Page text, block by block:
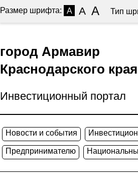
Размер шрифта: A A A Тип
город Армавир
Краснодарского края
Инвестиционный портал
Новости и события
Предпринимателю